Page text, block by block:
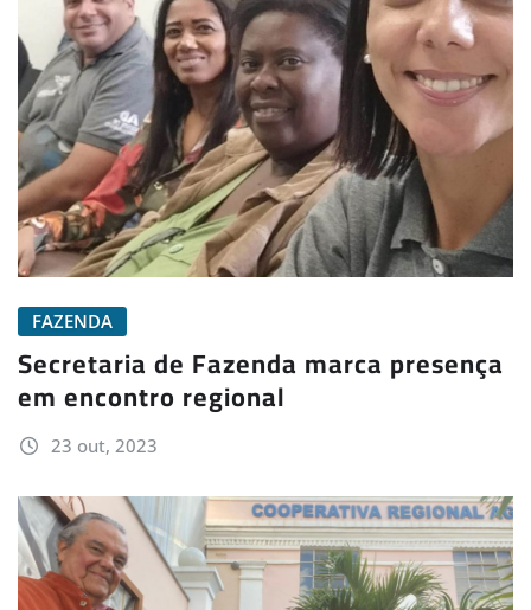
FAZENDA
Secretaria de Fazenda marca presença
em encontro regional
23 out, 2023